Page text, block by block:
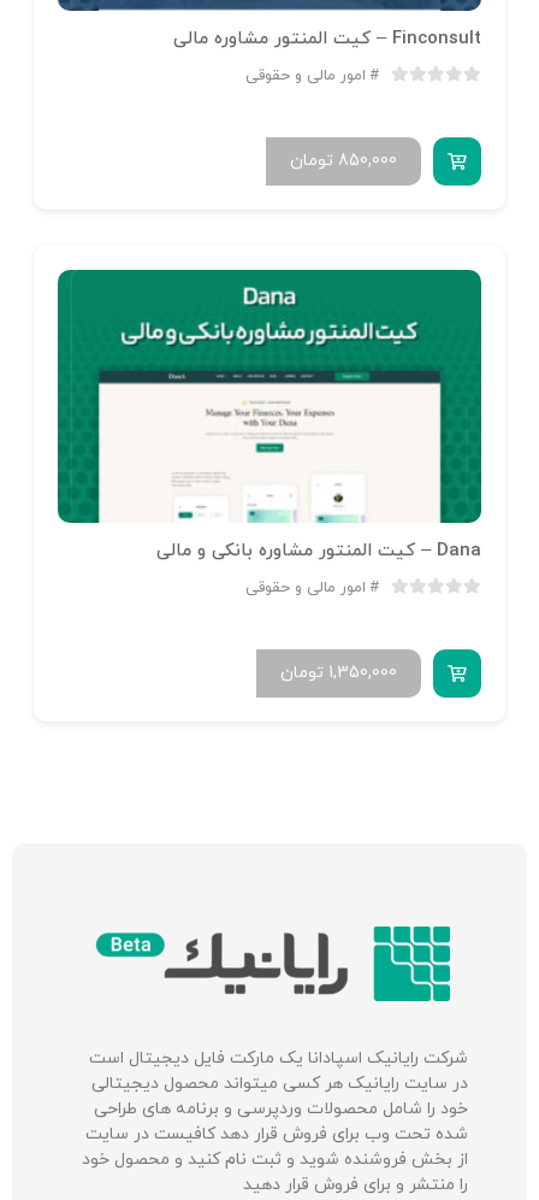
Finconsult – کیت المنتور مشاوره مالی
امور مالی و حقوقی
تومان 850,000
Dana – کیت المنتور مشاوره بانکی و مالی
امور مالی و حقوقی
تومان 1,350,000
شرکت‌ رایانیک اسپادانا یک مارکت فایل دیجیتال است
در سایت رایانیک هر کسی میتواند محصول دیجیتالی
خود را شامل محصولات وردپرسی و برنامه های طراحی
شده تحت وب برای فروش قرار دهد کافیست در سایت
از بخش فروشنده شوید و ثبت نام کنید و محصول خود
را منتشر و برای فروش قرار دهید